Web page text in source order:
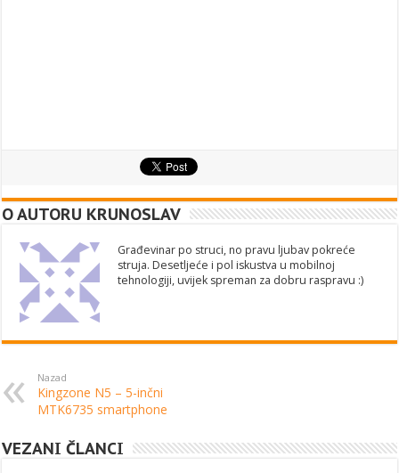
O AUTORU KRUNOSLAV
Građevinar po struci, no pravu ljubav pokreće
struja. Desetljeće i pol iskustva u mobilnoj
tehnologiji, uvijek spreman za dobru raspravu :)
Nazad
Kingzone N5 – 5-inčni
MTK6735 smartphone
VEZANI ČLANCI